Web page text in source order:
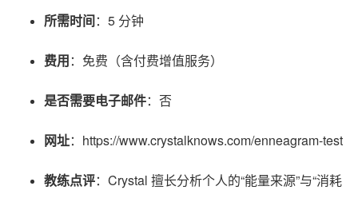
所需时间：5 分钟
费用：免费（含付费增值服务）
是否需要电子邮件：否
网址：https://www.crystalknows.com/enneagram-test
教练点评：Crystal 擅长分析个人的“能量来源”与“消耗